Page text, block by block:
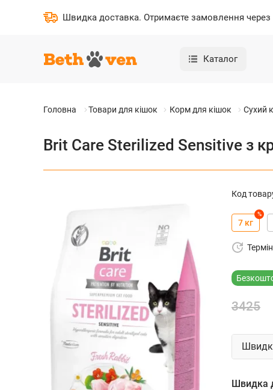
Швидка доставка. Отримаєте замовлення через
Каталог
Головна Товари для кішок Корм для кішок Сухий
Brit Care Sterilized Sensitive з
Код
7 кг
%
3425
Швидка